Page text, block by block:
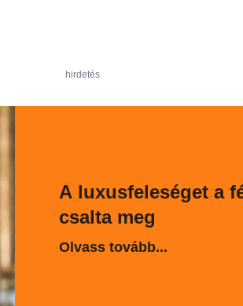
hirdetés
A luxusfeleséget a
csalta meg
Olvass tovább...